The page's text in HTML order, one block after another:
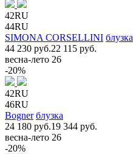
42RU
44RU
SIMONA CORSELLINI блузка
44 230 руб.22 115 руб.
весна-лето 26
-20%
42RU
46RU
Bogner блузка
24 180 руб.19 344 руб.
весна-лето 26
-20%